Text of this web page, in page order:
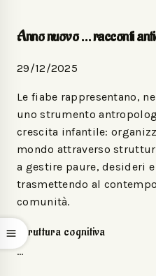
Anno nuovo … racconti
29/12/2025
Le fiabe rappresentano,
uno strumento
crescita infantile:
mondo attraverso
a gestire paure, desideri
trasmettendo al
comunità.​
Struttura cognitiva
…